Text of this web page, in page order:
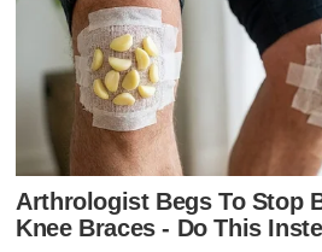
nas redes sociais